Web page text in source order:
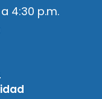
4:30 p.m.